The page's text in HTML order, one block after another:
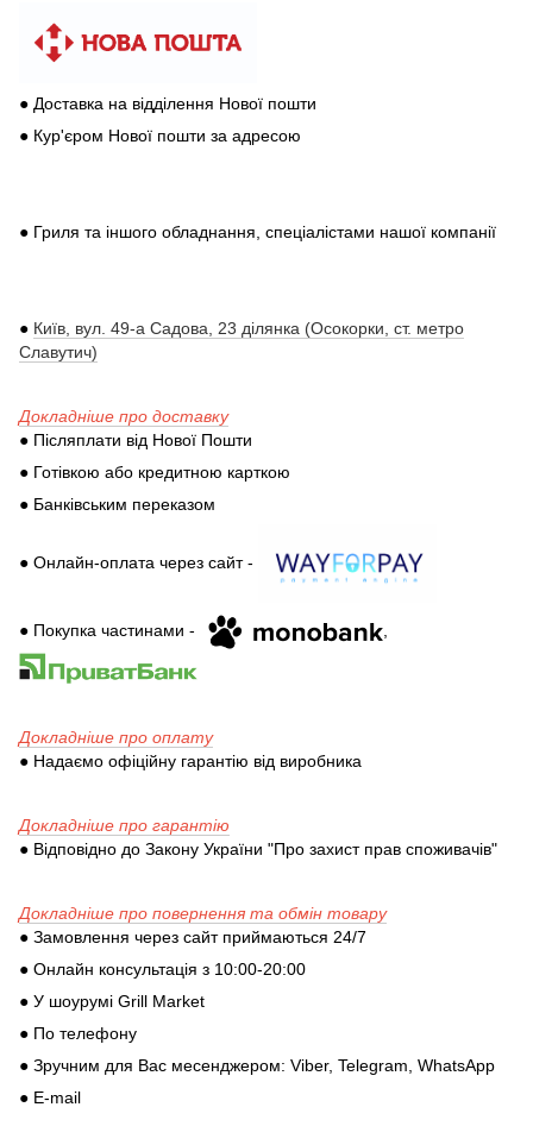
● Доставка на відділення Нової пошти
● Кур'єром Нової пошти за адресою
● Гриля та іншого обладнання, спеціалістами нашої компанії
● Київ, вул. 49-а Садова, 23 ділянка (Осокорки, ст. метро
Славутич)
Докладніше про доставку
● Післяплати від Нової Пошти
● Готівкою або кредитною карткою
● Банківським переказом
● Онлайн-оплата через сайт -
● Покупка частинами - ,
Докладніше про оплату
● Надаємо офіційну гарантію від виробника
Докладніше про гарантію
● Відповідно до Закону України "Про захист прав споживачів"
Докладніше про повернення та обмін товару
● Замовлення через сайт приймаються 24/7
● Онлайн консультація з 10:00-20:00
● У шоурумі Grill Market
● По телефону
● Зручним для Вас месенджером: Viber, Telegram, WhatsApp
● E-mail